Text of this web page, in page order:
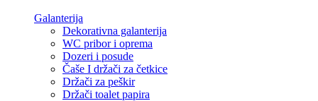
Galanterija
Dekorativna galanterija
WC pribor i oprema
Dozeri i posude
Čaše I držači za četkice
Držači za peškir
Držači toalet papira